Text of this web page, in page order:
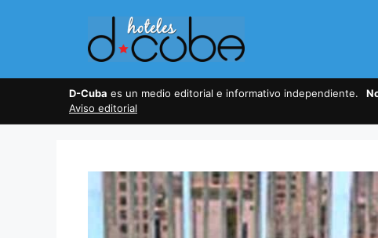
D-Cuba es un medio editorial e informativo independiente.
Aviso editorial